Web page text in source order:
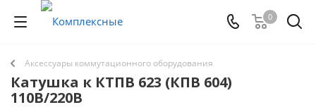
0
Аксессуары коммутационного оборудования
Катушка к КТПВ 623 (КПВ 604)
110В/220В